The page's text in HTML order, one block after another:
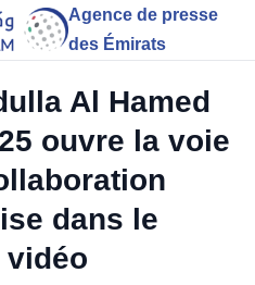
Agence de presse
des Émirats
Al Hamed
ouvre la voie
dans le
vidéo